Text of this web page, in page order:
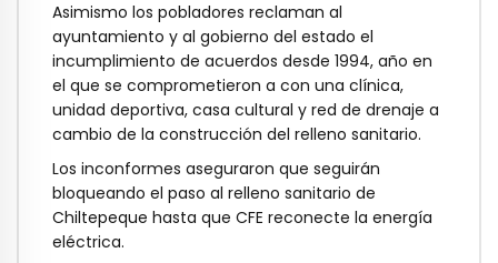
Asimismo los pobladores reclaman al
ayuntamiento y al gobierno del estado el
incumplimiento de acuerdos desde 1994, año en
el que se comprometieron a con una clínica,
unidad deportiva, casa cultural y red de drenaje a
cambio de la construcción del relleno sanitario.
Los inconformes aseguraron que seguirán
bloqueando el paso al relleno sanitario de
Chiltepeque hasta que CFE reconecte la energía
eléctrica.